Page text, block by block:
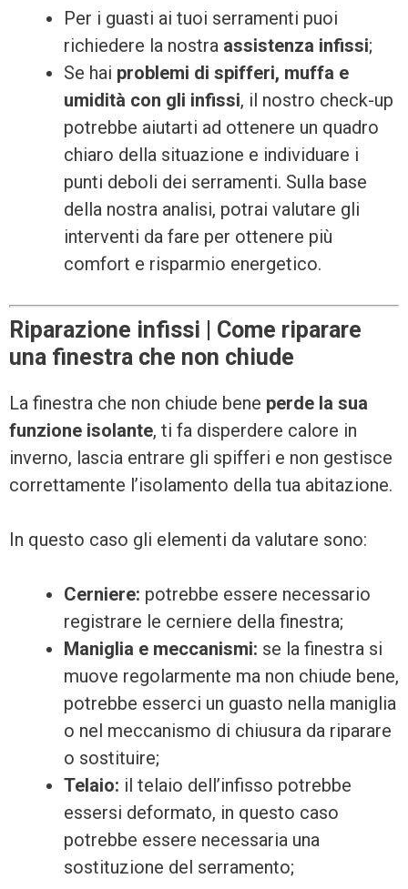
Per i guasti ai tuoi serramenti puoi
richiedere la nostra assistenza infissi;
Se hai problemi di spifferi, muffa e
umidità con gli infissi, il nostro check-up
potrebbe aiutarti ad ottenere un quadro
chiaro della situazione e individuare i
punti deboli dei serramenti. Sulla base
della nostra analisi, potrai valutare gli
interventi da fare per ottenere più
comfort e risparmio energetico.
Riparazione infissi | Come riparare
una finestra che non chiude
La finestra che non chiude bene perde la sua
funzione isolante, ti fa disperdere calore in
inverno, lascia entrare gli spifferi e non gestisce
correttamente l’isolamento della tua abitazione.
In questo caso gli elementi da valutare sono:
Cerniere: potrebbe essere necessario
registrare le cerniere della finestra;
Maniglia e meccanismi: se la finestra si
muove regolarmente ma non chiude bene,
potrebbe esserci un guasto nella maniglia
o nel meccanismo di chiusura da riparare
o sostituire;
Telaio: il telaio dell’infisso potrebbe
essersi deformato, in questo caso
potrebbe essere necessaria una
sostituzione del serramento;